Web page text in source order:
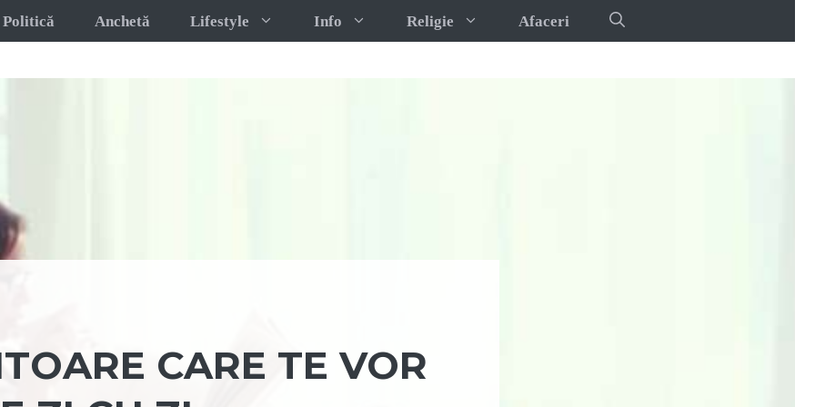
Politică Anchetă Lifestyle Info Religie Afaceri
CARE TE VOR